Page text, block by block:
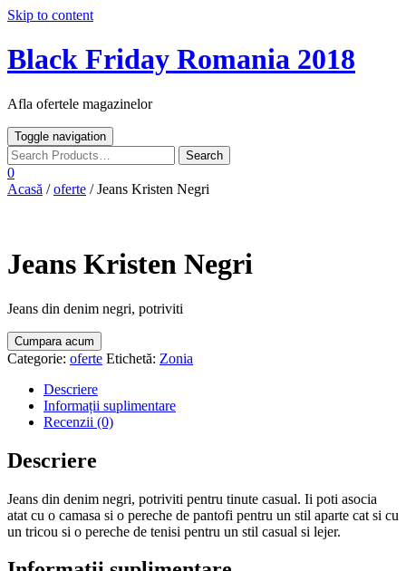
Skip to content
Black Friday Romania 2018
Afla ofertele magazinelor
Toggle navigation
0
Acasă /oferte / Jeans Kristen Negri
Jeans Kristen Negri
Jeans din denim negri, potriviti
Cumpara acum
Categorie: oferte Etichetă: Zonia
Descriere
Informații suplimentare
Recenzii (0)
Descriere
Jeans din denim negri, potriviti pentru tinute casual. Ii poti asocia
atat cu o camasa si o pereche de pantofi pentru un stil aparte cat si cu
un tricou si o pereche de tenisi pentru un stil casual si lejer.